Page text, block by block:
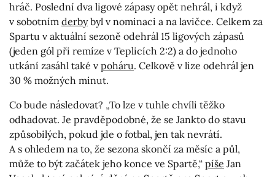
hráč. Poslední dva ligové zápasy opět nehrál, i když
v sobotním derbybyl v nominaci a na lavičce. Celkem za
Spartu v aktuální sezoně odehrál 15 ligových zápasů
(jeden gól při remíze v Teplicích 2:2) a do jednoho
utkání zasáhl také v poháru. Celkově v lize odehrál jen
30 % možných minut.
Co bude následovat? „To lze v tuhle chvíli těžko
odhadovat. Je pravděpodobné, že se Jankto do stavu
způsobilých, pokud jde o fotbal, jen tak nevrátí.
A s ohledem na to, že sezona skončí za měsíc a půl,
může to být začátek jeho konce ve Spartě,“ píše Jan